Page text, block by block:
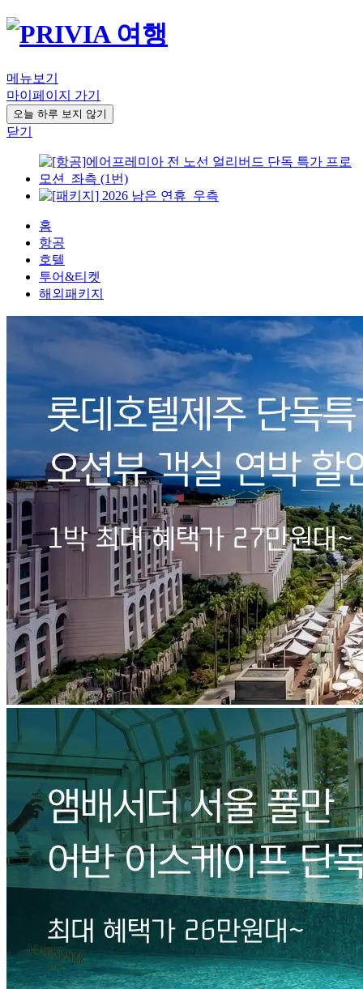
메뉴보기
마이페이지 가기
오늘 하루 보지 않기
닫기
홈
항공
호텔
투어&티켓
해외패키지